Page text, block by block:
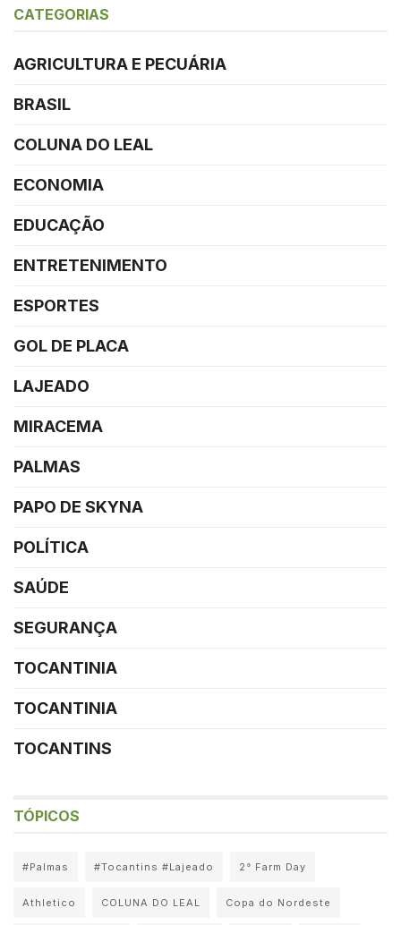
CATEGORIAS
AGRICULTURA E PECUÁRIA
BRASIL
COLUNA DO LEAL
ECONOMIA
EDUCAÇÃO
ENTRETENIMENTO
ESPORTES
GOL DE PLACA
LAJEADO
MIRACEMA
PALMAS
PAPO DE SKYNA
POLÍTICA
SAÚDE
SEGURANÇA
TOCANTINIA
TOCANTINIA
TOCANTINS
TÓPICOS
#Palmas #Tocantins #Lajeado 2° Farm Day
Athletico COLUNA DO LEAL Copa do Nordeste